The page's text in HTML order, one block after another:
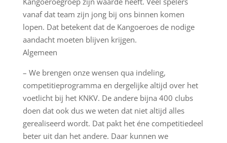
vanaf dat team zijn jong bij ons binnen komen
lopen. Dat betekent dat de Kangoeroes de nodige
aandacht moeten blijven krijgen.
Algemeen
– We brengen onze wensen qua indeling,
competitieprogramma en dergelijke altijd over het
voetlicht bij het KNKV. De andere bijna 400 clubs
doen dat ook dus we weten dat niet altijd alles
gerealiseerd wordt. Dat pakt het éne competitiedeel
beter uit dan het andere. Daar kunnen we